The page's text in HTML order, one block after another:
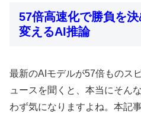
57倍高速化で勝負を
変えるAI推論
最新のAIモデルが57倍もの
ュースを聞くと、本当にそん
わず気になりますよね。本記